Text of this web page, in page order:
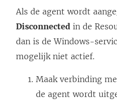
Als de agent wordt
Disconnected in de
dan is de Windows-
mogelijk niet actief.
Maak verbinding
de agent wordt